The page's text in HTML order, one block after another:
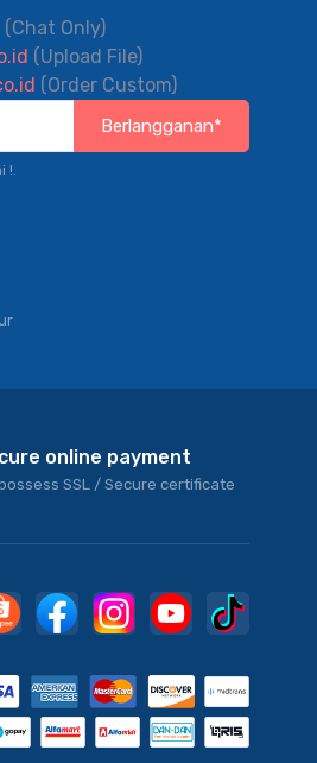
(Chat Only)
(Upload File)
(Order Custom)
Berlangganan*
!.
online payment
SSL / Secure сertificate